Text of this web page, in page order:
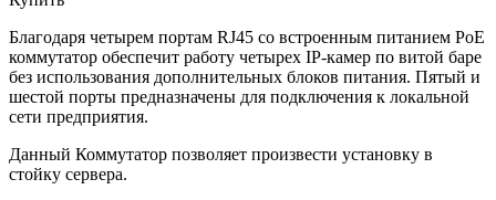
Благодаря четырем портам RJ45 со встроенным питанием PoE
коммутатор обеспечит работу четырех IP-камер по витой баре
без использования дополнительных блоков питания. Пятый и
шестой порты предназначены для подключения к локальной
сети предприятия.
Данный Коммутатор позволяет произвести установку в
стойку сервера.